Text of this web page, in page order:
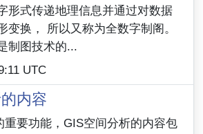
形式传递地理信息并通过对数据
变换， 所以又称为全数字制阁。
制图技术的...
UTC
内容
重要功能，GIS空间分析的内容包